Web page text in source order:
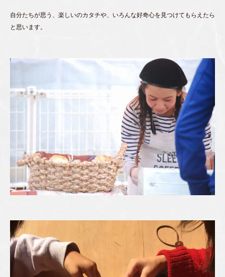
自分たちが思う、楽しいのカタチや、いろんな好奇心を見つけてもらえたら
と思います。